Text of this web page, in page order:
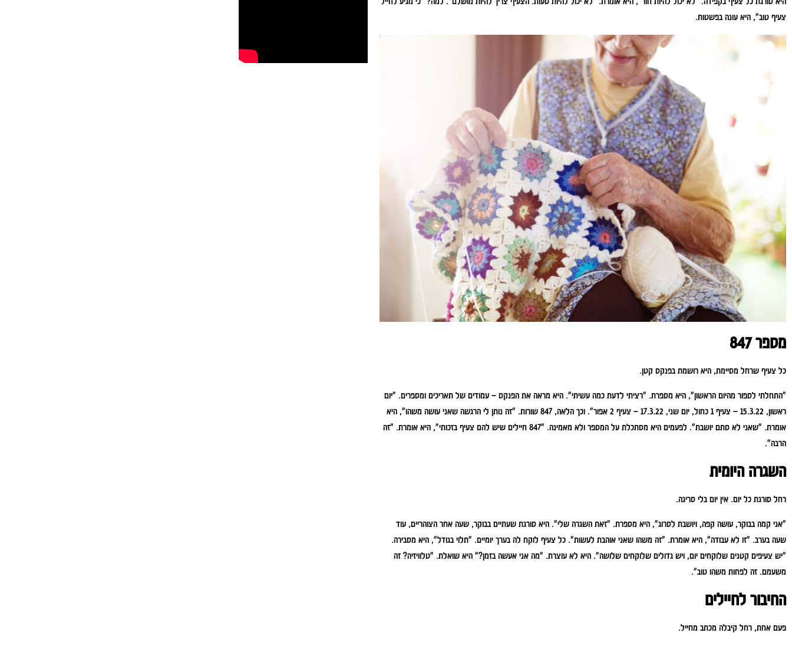
צעיף טוב", היא עונה בפשטות.
מספר 847
כל צעיף שרחל מסיימת, היא רושמת בפנקס קטן.
"התחלתי לספור מהיום הראשון", היא מספרת. "רציתי לדעת כמה עשיתי". היא מראה את הפנקס – עמודים של תאריכים ומספרים. "יום
ראשון, 15.3.22 – צעיף 1 כחול, יום שני, 17.3.22 – צעיף 2 אפור".
וכך הלאה, 847 שורות.
"זה נותן לי הרגשה שאני עושה משהו", היא
אומרת. "שאני לא סתם יושבת".
לפעמים היא מסתכלת על המספר ולא מאמינה. "847 חיילים שיש להם צעיף בזכותי", היא אומרת. "זה
הרבה".
השגרה היומית
רחל סורגת כל יום. אין יום בלי סריגה.
"אני קמה בבוקר, עושה קפה, ויושבת לסרוג", היא מספרת. "זאת השגרה שלי". היא סורגת שעתיים בבוקר, שעה אחר הצוהריים, עוד
שעה בערב. "זו לא עבודה", היא אומרת. "זה משהו שאני אוהבת לעשות". כל צעיף לוקח לה בערך יומיים. "תלוי בגודל", היא מסבירה.
"יש צעיפים קטנים שלוקחים יום, ויש גדולים שלוקחים שלושה". היא לא עוצרת. "מה אני אעשה בזמן?" היא שואלת. "טלוויזיה? זה
משעמם. זה לפחות משהו טוב".
החיבור לחיילים
פעם אחת, רחל קיבלה מכתב מחייל.